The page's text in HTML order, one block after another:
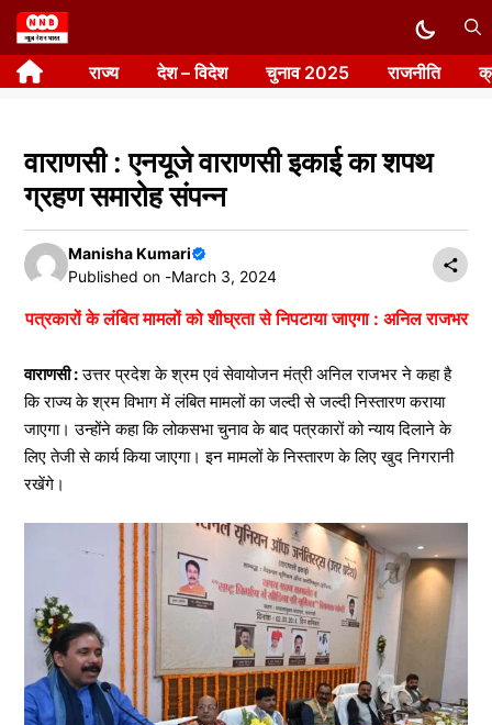
Skip
to
content राज्य देश – विदेश चुनाव 2025 राजनीति
वाराणसी : एनयूजे वाराणसी इकाई का शपथ
ग्रहण समारोह संपन्न
Manisha Kumari
Published on -March 3, 2024
पत्रकारों के लंबित मामलों को शीघ्रता से निपटाया जाएगा : अनिल राजभर
वाराणसी :उत्तर प्रदेश के श्रम एवं सेवायोजन मंत्री अनिल राजभर ने कहा है
कि राज्य के श्रम विभाग में लंबित मामलों का जल्दी से जल्दी निस्तारण कराया
जाएगा। उन्होंने कहा कि लोकसभा चुनाव के बाद पत्रकारों को न्याय दिलाने के
लिए तेजी से कार्य किया जाएगा। इन मामलों के निस्तारण के लिए खुद निगरानी
रखेंगे।